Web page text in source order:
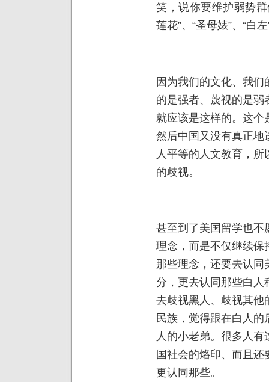
笑，说你要维护弱势
莲花”、“圣母婊”、“白
因为我们的文化、我
的是强者、蔑视的是
就应该是这样的。这
然后中国又没有真正地
人平等的人文教育，
的歧视。
甚至到了美国留学也不
理念，而是不仅继续保
那些理念，还要去认同
分，更去认同那些白人
去歧视黑人、歧视其他
民族，觉得跟在白人
人的小老弟。很多人
国社会的烙印、而且
更认同那些。